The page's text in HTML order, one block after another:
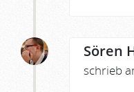
Sören
schrieb